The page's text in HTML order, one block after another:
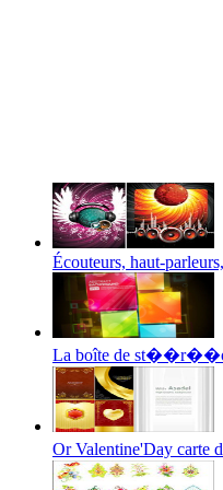
Écouteurs, haut-
La boîte de st��r��o
Or Valentine'Day